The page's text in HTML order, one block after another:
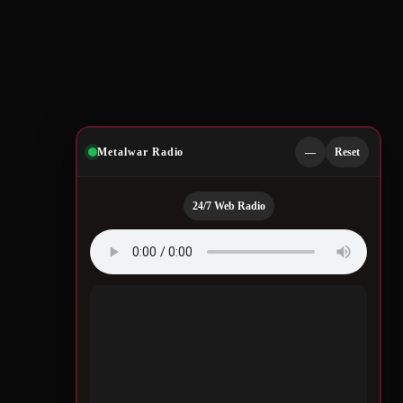
Metalwar Radio — Reset
24/7 Web Radio